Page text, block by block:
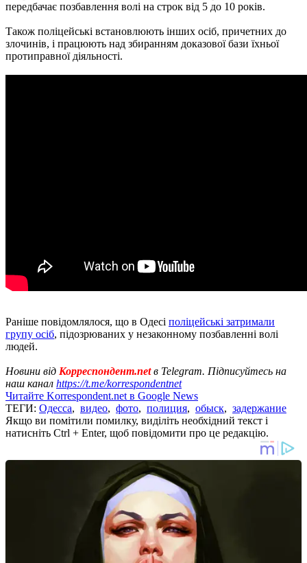
передбачає позбавлення волі на строк від 5 до 10 років.
Також поліцейські встановлюють інших осіб, причетних до
злочинів, і працюють над збиранням доказової бази їхньої
протиправної діяльності.
Раніше повідомлялося, що в Одесі поліцейські затримали
групу осіб, підозрюваних у незаконному позбавленні волі
людей.
Новини від Корреспондент.netв Telegram. Підписуйтесь на
наш канал https://t.me/korrespondentnet
Читайте Korrespondent.net в Google News
ТЕГИ: Одесса, видео, фото, полиция, обыск, задержание
Якщо ви помітили помилку, виділіть необхідний текст і
натисніть Ctrl + Enter, щоб повідомити про це редакцію.